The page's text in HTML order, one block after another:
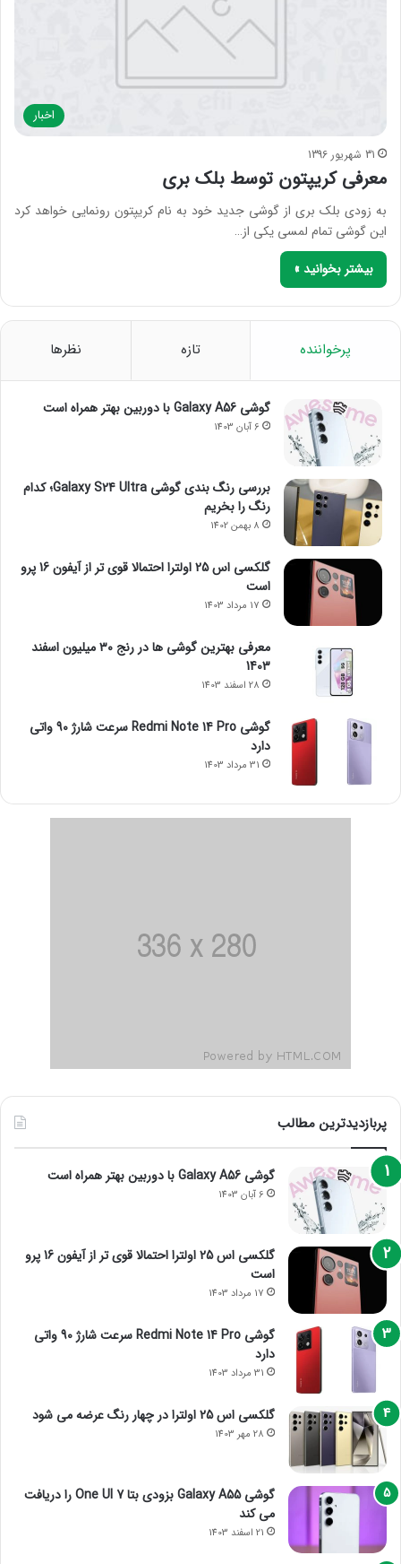
اخبار
31 شهریور 1396
معرفی کریپتون توسط بلک بری
به زودی بلک بری از گوشی جدید خود به نام کریپتون رونمایی خواهد کرد
این گوشی تمام لمسی یکی از…
بیشتر بخوانید »
پرخواننده تازه نظرها
گوشی Galaxy A56 با دوربین بهتر همراه است
6 آبان 1403
بررسی رنگ بندی گوشی Galaxy S24 Ultra؛ کدام
رنگ را بخریم
8 بهمن 1402
گلکسی اس 25 اولترا احتمالا قوی تر از آیفون 16 پرو
است
17 مرداد 1403
معرفی بهترین گوشی ها در رنج ۳۰ میلیون اسفند
1403
28 اسفند 1403
گوشی Redmi Note 14 Pro سرعت شارژ 90 واتی
دارد
31 مرداد 1403
پربازدیدترین مطالب
گوشی Galaxy A56 با دوربین بهتر همراه است
6 آبان 1403
گلکسی اس 25 اولترا احتمالا قوی تر از آیفون 16 پرو
است
17 مرداد 1403
گوشی Redmi Note 14 Pro سرعت شارژ 90 واتی
دارد
31 مرداد 1403
گلکسی اس 25 اولترا در چهار رنگ عرضه می شود
28 مهر 1403
گوشی Galaxy A55 بزودی بتا One UI 7 را دریافت
می کند
21 اسفند 1403